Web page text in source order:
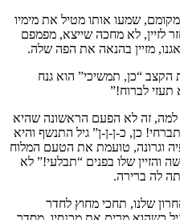
שמעו אותו מטיל את מימיו
לזיין, לא מחכה שייצא, מפמפם
מזיין בהנאה את הפה שלה.
הקצב “כן, תמשיכי” הוא גנח
תעזי לברוח!”
למה, זה לא הפעם הראשונה שהיא
כן, כ-ן-ן-ן” גיל התנשף והיא
וגרונה, טועמת את הטעם המלוח
והזיין שלו בפנים “תבלעי!” לא
לה ברירה.
שלנו, תחכי מחוץ לחדר